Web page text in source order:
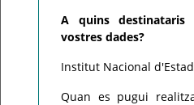
A quins destinataris
vostres dades?
Institut Nacional
Quan es pugui